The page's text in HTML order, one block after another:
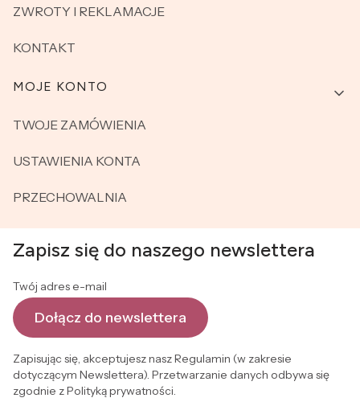
ZWROTY I REKLAMACJE
KONTAKT
MOJE KONTO
TWOJE ZAMÓWIENIA
USTAWIENIA KONTA
PRZECHOWALNIA
Zapisz się do naszego newslettera
Twój adres e-mail
Dołącz do newslettera
Zapisując się, akceptujesz nasz Regulamin (w zakresie
dotyczącym Newslettera). Przetwarzanie danych odbywa się
zgodnie z Polityką prywatności.